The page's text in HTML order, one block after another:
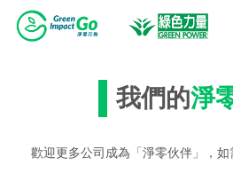
我們的淨
歡迎更多公司成為「淨零伙伴」，如